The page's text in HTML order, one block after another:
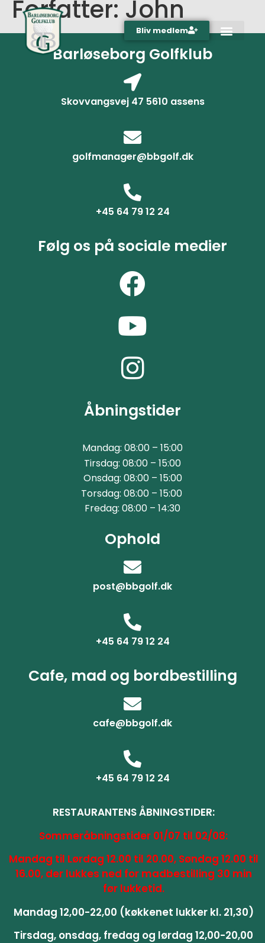
Bliv medlem
Forfatter: John
Barløseborg Golfklub
Skovvangsvej 47 5610 assens
golfmanager@bbgolf.dk
+45 64 79 12 24
Følg os på sociale medier
Åbningstider
Mandag: 08:00 – 15:00
Tirsdag: 08:00 – 15:00
Onsdag: 08:00 – 15:00
Torsdag: 08:00 – 15:00
Fredag: 08:00 – 14:30
Ophold
post@bbgolf.dk
+45 64 79 12 24
Cafe, mad og bordbestilling
cafe@bbgolf.dk
+45 64 79 12 24
RESTAURANTENS ÅBNINGSTIDER:
Sommeråbningstider 01/07 til 02/08:
Mandag til Lørdag 12.00 til 20.00, Søndag 12.00 til
16.00, der lukkes ned for madbestilling 30 min
før lukketid.
Mandag 12,00-22,00 (køkkenet lukker kl. 21,30)
Tirsdag, onsdag, fredag og lørdag 12,00-20,00